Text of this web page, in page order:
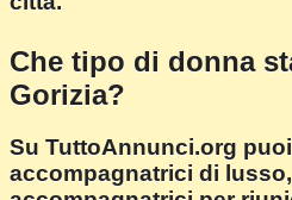
Che tipo di donna
Gorizia?
Su TuttoAnnunci.org
accompagnatrici di